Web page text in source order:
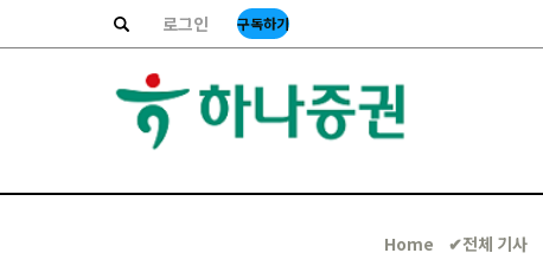
로그인 구독하기
Home ✔︎전체 기사